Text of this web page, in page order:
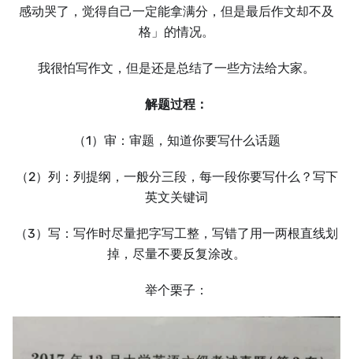
感动哭了，觉得自己一定能拿满分，但是最后作文却不及
格」的情况。
我很怕写作文，但是还是总结了一些方法给大家。
解题过程：
（1）审：审题，知道你要写什么话题
（2）列：列提纲，一般分三段，每一段你要写什么？写下
英文关键词
（3）写：写作时尽量把字写工整，写错了用一两根直线划
掉，尽量不要反复涂改。
举个栗子：